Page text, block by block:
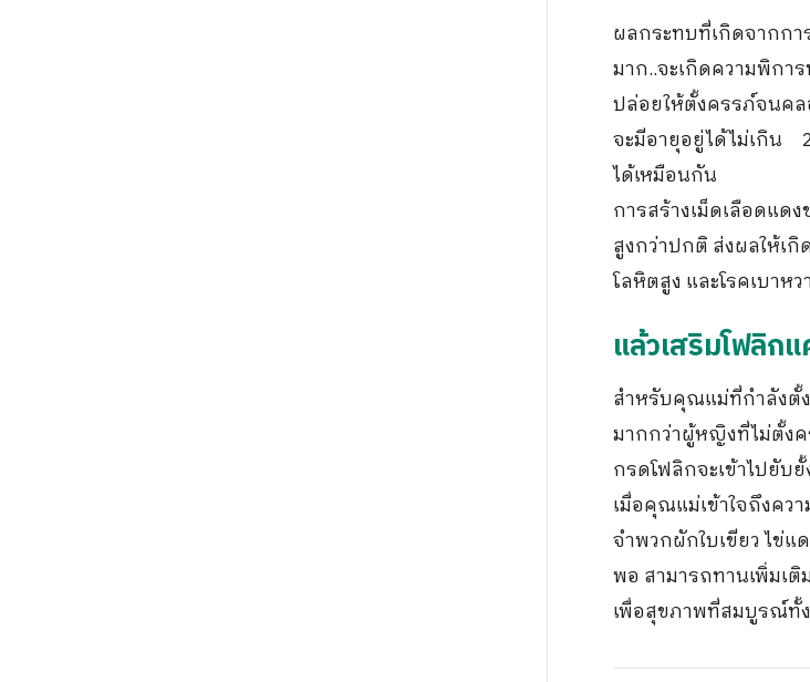
ผลกระทบที่เกิดจากก
มาก..จะเกิดความพิก
ปล่อยให้ตั้งครรภ์จนค
จะมีอายุอยู่ได้ไม่เกิน
ได้เหมือนกัน
การสร้างเม็ดเลือดแด
สูงกว่าปกติ ส่งผลให้เ
โลหิตสูง และโรคเบาหว
แล้วเสริมโฟลิก
สำหรับคุณแม่ที่กำลัง
มากกว่าผู้หญิงที่ไม่ตั้ง
กรดโฟลิกจะเข้าไปยับ
เมื่อคุณแม่เข้าใจถึงคว
จำพวกผักใบเขียว ไข่
พอ สามารถทานเพิ่มเ
เพื่อสุขภาพที่สมบูรณ์ทั้